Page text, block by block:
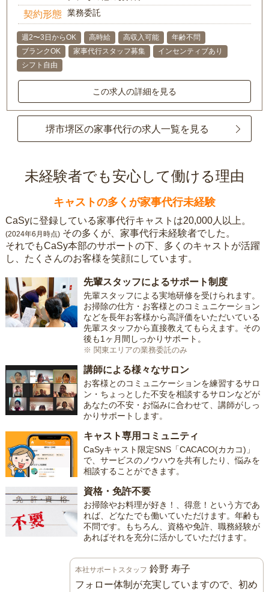
契約形態 業務委託
週2〜3日からOK 高時給 高収入可能
年齢不問
ブランクOK
家事代行スタッフ募集
インセンティブあり
シフト自由
この求人の詳細を見る
堺市堺区の家事代行の求人一覧を見る
未経験者でも安心して働ける理由
キャストの多くが家事代行未経験
CaSyに登録している家事代行キャストは20,000人以上。
(2024年6月時点) その多くが、家事代行未経験者でした。
それでもCaSy本部のサポートの下、多くのキャストが活躍
し、たくさんのお客様を笑顔にしています。
先輩スタッフによるサポート制度
先輩スタッフによる実地研修を受けられます。
お掃除の仕方・お客様とのコミュニケーション
などを長年お客様から高評価をいただいている
先輩スタッフから直接教えてもらえます。その
後も1ヶ月間しっかりサポート。
※ 関東エリアの業務委託のみ
講師による様々なサロン
お客様とのコミュニケーションを練習するサロ
ン・ちょっとした不安を相談するサロンなどが
あなたの不安・お悩みに合わせて、講師がしっ
かりサポートします。
キャスト専用コミュニティ
CaSyキャスト限定SNS「CACACO(カカコ)」
で、サービスのノウハウを共有したり、悩みを
相談することができます。
資格・免許不要
お掃除やお料理が好き！、得意！という方であ
れば、どなたでも働いていただけます。年齢も
不問です。もちろん、資格や免許、職務経験が
あればそれを充分に活かしていただけます。
本社サポートスタッフ 鈴野 寿子
フォロー体制が充実していますので、初め